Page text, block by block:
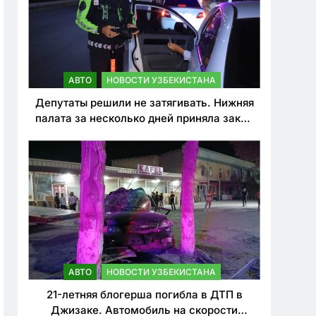
АВТО НОВОСТИ УЗБЕКИСТАНА
Депутаты решили не затягивать. Нижняя
палата за несколько дней приняла закон
нарушителей ПДД
АВТО НОВОСТИ УЗБЕКИСТАНА
21-летняя блогерша погибла в ДТП в
Джизаке. Автомобиль на скорости